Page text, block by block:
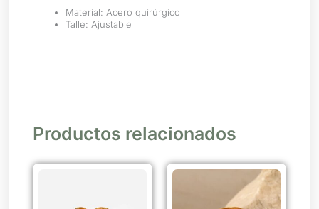
Material: Acero quirúrgico
Talle: Ajustable
Productos relacionados